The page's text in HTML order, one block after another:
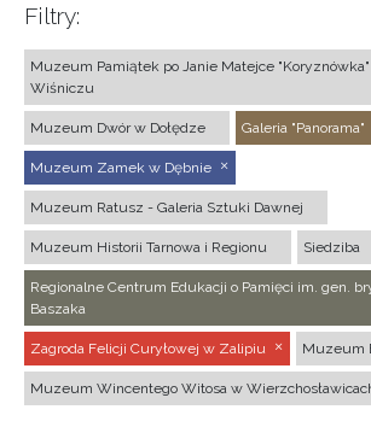
Filtry:
Muzeum Pamiątek po Janie Matejce
Wiśniczu
Muzeum Dwór w Dołędze Galeria "Panorama"
Muzeum Zamek w Dębnie
Muzeum Ratusz - Galeria Sztuki Dawnej
Muzeum Historii Tarnowa i Regionu Siedziba
Regionalne Centrum Edukacji o Pamięci im. gen.
Baszaka
Zagroda Felicji Curyłowej w Zalipiu Muzeum
Muzeum Wincentego Witosa w